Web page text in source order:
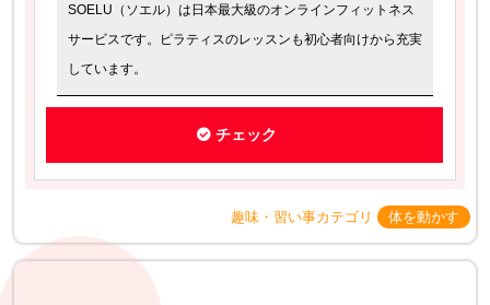
SOELU（ソエル）は日本最大級のオンラインフィットネス
サービスです。ピラティスのレッスンも初心者向けから充実
しています。
チェック
趣味・習い事カテゴリ 体を動かす